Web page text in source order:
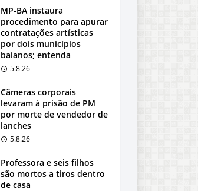
MP-BA instaura
procedimento para apurar
contratações artísticas
por dois municípios
baianos; entenda
5.8.26
Câmeras corporais
levaram à prisão de PM
por morte de vendedor de
lanches
5.8.26
Professora e seis filhos
são mortos a tiros dentro
de casa